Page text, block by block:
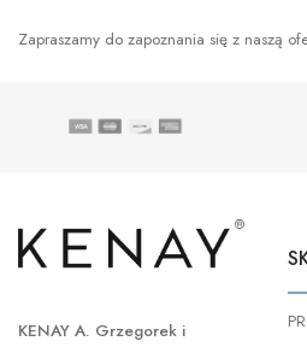
Zapraszamy do zapoznania się z naszą
KENAY A. Grzegorek i